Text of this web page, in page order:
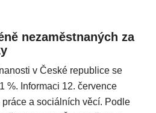
nezaměstnaných za
v České republice se
%. Informaci 12. července
a sociálních věcí. Podle